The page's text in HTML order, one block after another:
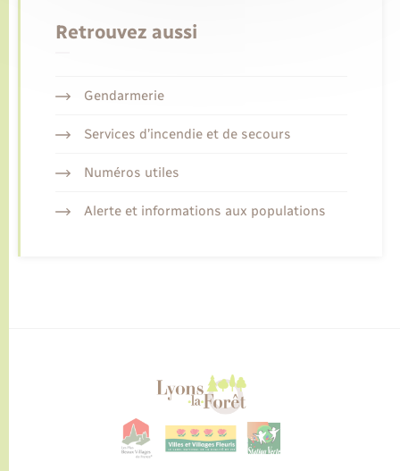
Retrouvez aussi
Gendarmerie
Services d’incendie et de secours
Numéros utiles
Alerte et informations aux populations